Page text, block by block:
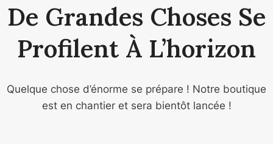
De Grandes Choses Se
Profilent À L’horizon
Quelque chose d’énorme se prépare ! Notre boutique
est en chantier et sera bientôt lancée !